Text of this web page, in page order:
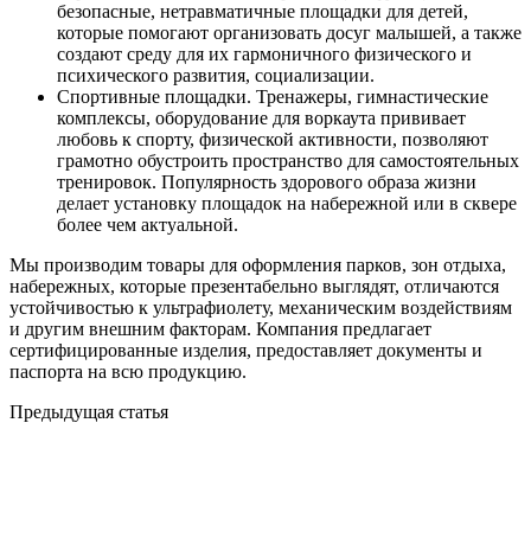
безопасные, нетравматичные площадки для детей,
которые помогают организовать досуг малышей, а также
создают среду для их гармоничного физического и
психического развития, социализации.
Спортивные площадки. Тренажеры, гимнастические
комплексы, оборудование для воркаута прививает
любовь к спорту, физической активности, позволяют
грамотно обустроить пространство для самостоятельных
тренировок. Популярность здорового образа жизни
делает установку площадок на набережной или в сквере
более чем актуальной.
Мы производим товары для оформления парков, зон отдыха,
набережных, которые презентабельно выглядят, отличаются
устойчивостью к ультрафиолету, механическим воздействиям
и другим внешним факторам. Компания предлагает
сертифицированные изделия, предоставляет документы и
паспорта на всю продукцию.
Предыдущая статья